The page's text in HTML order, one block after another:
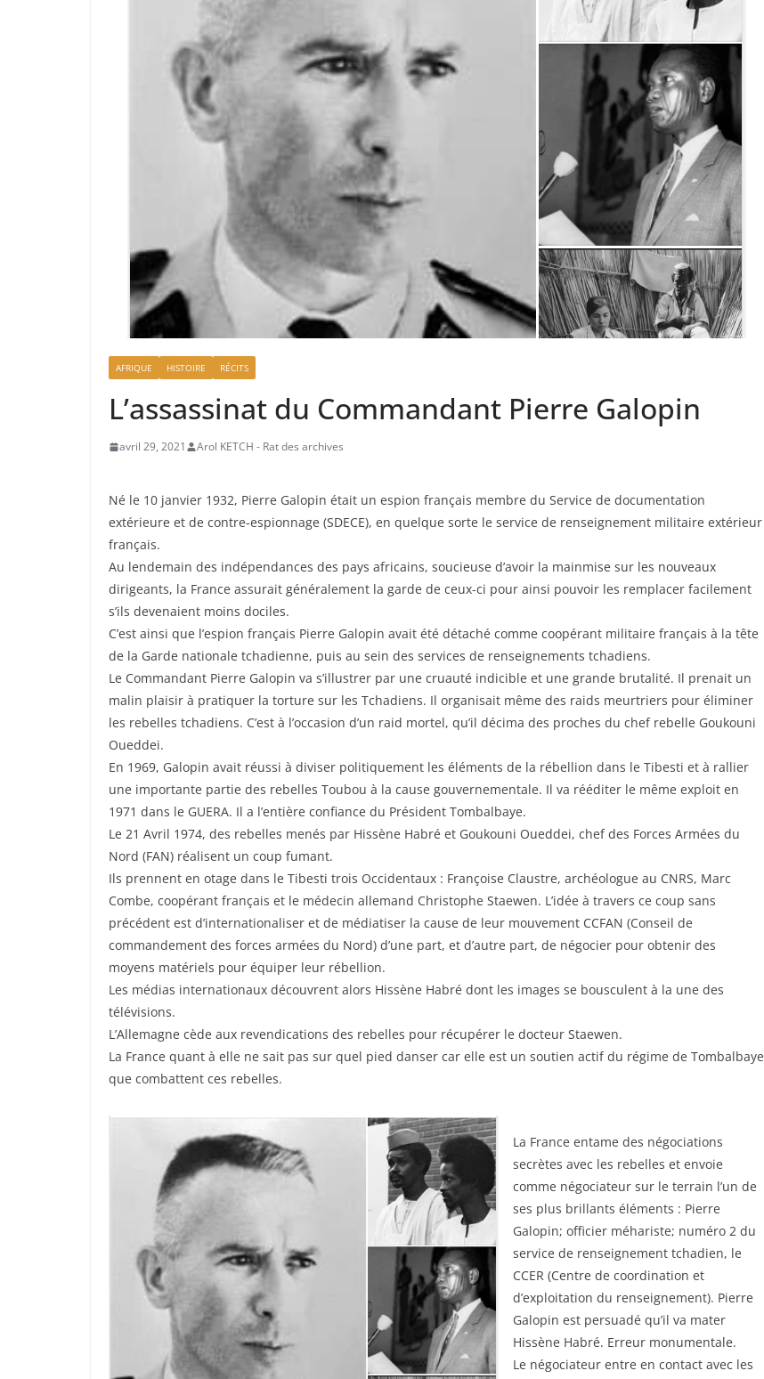
AFRIQUE HISTOIRE RÉCITS
L’assassinat du Commandant Pierre Galopin
avril 29, 2021 Arol KETCH - Rat des archives
Né le 10 janvier 1932, Pierre Galopin était un espion français membre du Service de documentation
extérieure et de contre-espionnage (SDECE), en quelque sorte le service de renseignement militaire extérieur
français.
Au lendemain des indépendances des pays africains, soucieuse d’avoir la mainmise sur les nouveaux
dirigeants, la France assurait généralement la garde de ceux-ci pour ainsi pouvoir les remplacer facilement
s’ils devenaient moins dociles.
C’est ainsi que l’espion français Pierre Galopin avait été détaché comme coopérant militaire français à la tête
de la Garde nationale tchadienne, puis au sein des services de renseignements tchadiens.
Le Commandant Pierre Galopin va s’illustrer par une cruauté indicible et une grande brutalité. Il prenait un
malin plaisir à pratiquer la torture sur les Tchadiens. Il organisait même des raids meurtriers pour éliminer
les rebelles tchadiens. C’est à l’occasion d’un raid mortel, qu’il décima des proches du chef rebelle Goukouni
Oueddei.
En 1969, Galopin avait réussi à diviser politiquement les éléments de la rébellion dans le Tibesti et à rallier
une importante partie des rebelles Toubou à la cause gouvernementale. Il va rééditer le même exploit en
1971 dans le GUERA. Il a l’entière confiance du Président Tombalbaye.
Le 21 Avril 1974, des rebelles menés par Hissène Habré et Goukouni Oueddei, chef des Forces Armées du
Nord (FAN) réalisent un coup fumant.
Ils prennent en otage dans le Tibesti trois Occidentaux : Françoise Claustre, archéologue au CNRS, Marc
Combe, coopérant français et le médecin allemand Christophe Staewen. L’idée à travers ce coup sans
précédent est d’internationaliser et de médiatiser la cause de leur mouvement CCFAN (Conseil de
commandement des forces armées du Nord) d’une part, et d’autre part, de négocier pour obtenir des
moyens matériels pour équiper leur rébellion.
Les médias internationaux découvrent alors Hissène Habré dont les images se bousculent à la une des
télévisions.
L’Allemagne cède aux revendications des rebelles pour récupérer le docteur Staewen.
La France quant à elle ne sait pas sur quel pied danser car elle est un soutien actif du régime de Tombalbaye
que combattent ces rebelles.
La France entame des négociations
secrètes avec les rebelles et envoie
comme négociateur sur le terrain l’un de
ses plus brillants éléments : Pierre
Galopin; officier méhariste; numéro 2 du
service de renseignement tchadien, le
CCER (Centre de coordination et
d’exploitation du renseignement). Pierre
Galopin est persuadé qu’il va mater
Hissène Habré. Erreur monumentale.
Le négociateur entre en contact avec les